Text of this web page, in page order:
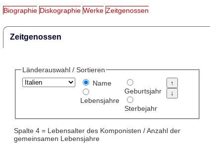
Biographie Diskographie Werke Zeitgenossen
Zeitgenossen
Länderauswahl / Sortieren
Name
Lebensjahre
Geburtsjahr
Sterbejahr
Spalte 4 = Lebensalter des Komponisten / Anzahl der
gemeinsamen Lebensjahre